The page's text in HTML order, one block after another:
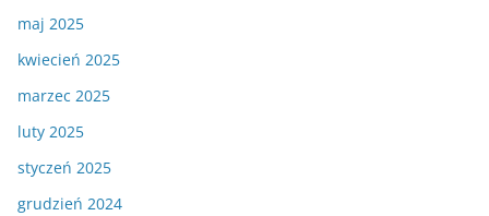
maj 2025
kwiecień 2025
marzec 2025
luty 2025
styczeń 2025
grudzień 2024